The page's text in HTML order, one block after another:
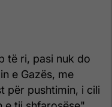
të ri, pasi nuk do
e Gazës, me
për pushtimin, i cili